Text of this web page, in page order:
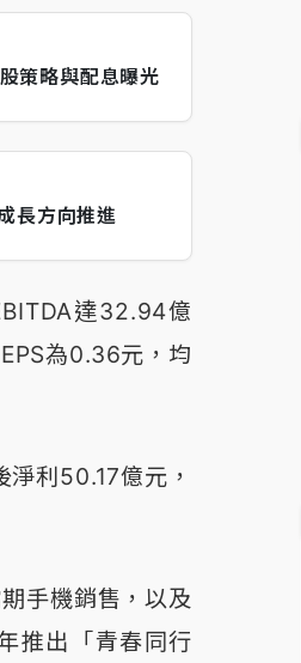
策略與配息曝光
長方向推進
達32.94億
為0.36元，均
利50.17億元，
手機銷售，以及
推出「青春同行